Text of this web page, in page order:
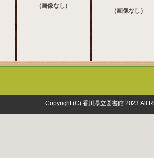
（画像なし）
（画像なし）
Copyright (C) 香川県立図書館 2023 All